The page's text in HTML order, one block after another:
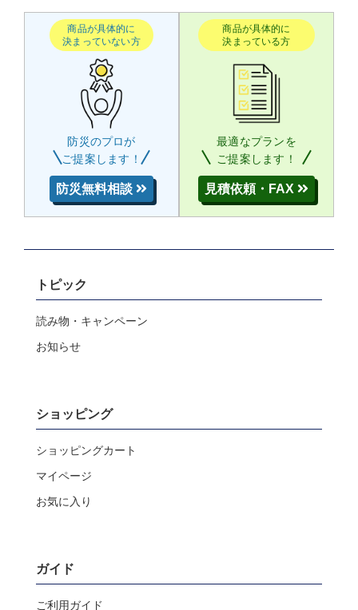
商品が具体的に
決まっていない方
防災のプロが
ご提案します！
防災無料相談
商品が具体的に
決まっている方
最適なプランを
ご提案します！
見積依頼・FAX
トピック
読み物・キャンペーン
お知らせ
ショッピング
ショッピングカート
マイページ
お気に入り
ガイド
ご利用ガイド